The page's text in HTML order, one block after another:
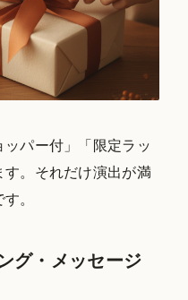
パー付」「限定ラッ
す。それだけ演出が満
。
グ・メッセージ